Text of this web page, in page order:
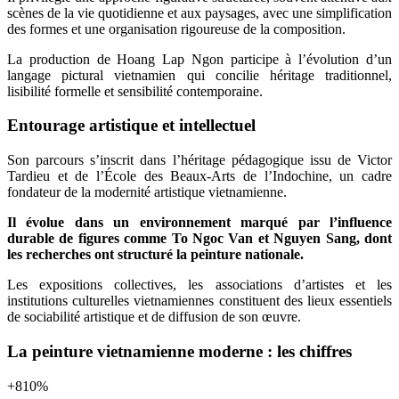
scènes de la vie quotidienne et aux paysages, avec une simplification
des formes et une organisation rigoureuse de la composition.
La production de Hoang Lap Ngon participe à l’évolution d’un
langage pictural vietnamien qui concilie héritage traditionnel,
lisibilité formelle et sensibilité contemporaine.
Entourage artistique et intellectuel
Son parcours s’inscrit dans l’héritage pédagogique issu de Victor
Tardieu et de l’École des Beaux-Arts de l’Indochine, un cadre
fondateur de la modernité artistique vietnamienne.
Il évolue dans un environnement marqué par l’influence
durable de figures comme To Ngoc Van et Nguyen Sang, dont
les recherches ont structuré la peinture nationale.
Les expositions collectives, les associations d’artistes et les
institutions culturelles vietnamiennes constituent des lieux essentiels
de sociabilité artistique et de diffusion de son œuvre.
La peinture vietnamienne moderne : les chiffres
+810%